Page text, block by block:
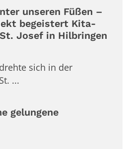
unseren Füßen –
begeistert Kita-
Josef in Hilbringen
sich in der
...
gelungene